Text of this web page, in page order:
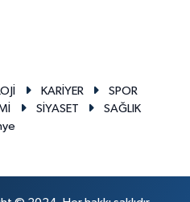
KARİYER
SPOR
SİYASET
SAĞLIK